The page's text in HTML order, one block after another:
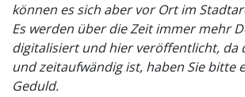
können es sich aber vor Ort im
Es werden über die Zeit immer mehr
digitalisiert und hier veröffentlicht, da
und zeitaufwändig ist, haben Sie bitte
Geduld.